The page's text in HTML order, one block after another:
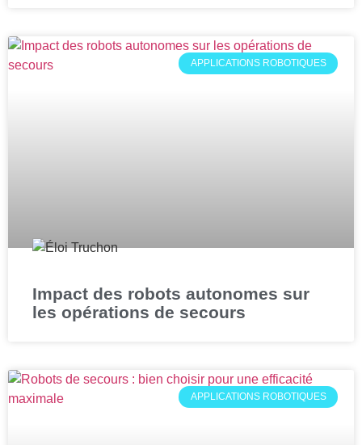
APPLICATIONS ROBOTIQUES
Impact des robots autonomes sur
les opérations de secours
APPLICATIONS ROBOTIQUES